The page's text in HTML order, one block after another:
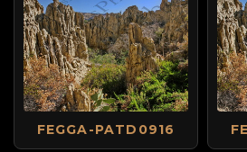
FEGGA-PATD0916